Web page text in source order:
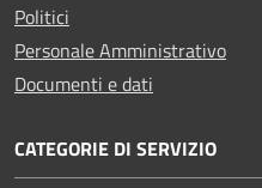
Politici
Personale Amministrativo
Documenti e dati
CATEGORIE DI SERVIZIO